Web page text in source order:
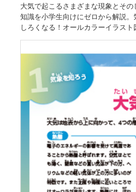
大気で起こるさまざまな現象とそ
知識を小学生向けにゼロから解説
しろくなる！オールカラーイラス